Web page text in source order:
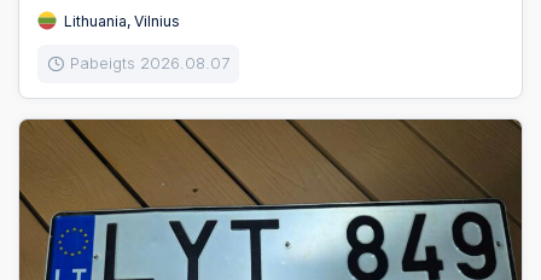
Lithuania, Vilnius
Pabeigts 2026.08.07